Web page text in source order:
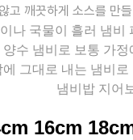
고 깨끗하게 소스를 만
나 국물이 흘러 냄
양수 냄비로 보통 가
그대로 내는 냄비
냄비밥 지어
16cm